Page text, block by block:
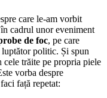
care le-am vorbit
cadrul unor eveniment
de foc, pe care
luptător politic. Și spun
cele trăite pe propria piele
vorba despre
față repetat: